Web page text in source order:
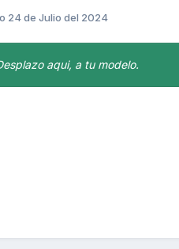
24 de Julio del 2024
aqui, a tu modelo.